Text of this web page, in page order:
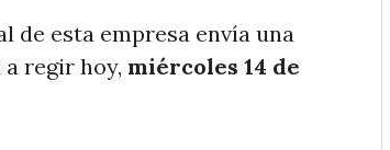
de esta empresa envía una
regir hoy, miércoles 14 de